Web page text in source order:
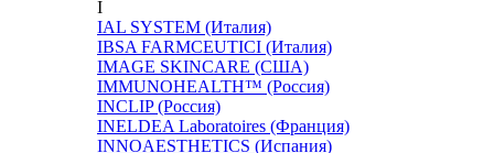
I
IAL SYSTEM (Италия)
IBSA FARMCEUTICI (Италия)
IMAGE SKINCARE (США)
IMMUNOHEALTH™ (Россия)
INCLIP (Россия)
INELDEA Laboratoires (Франция)
INNOAESTHETICS (Испания)